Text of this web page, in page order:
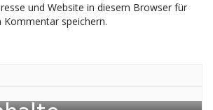
und Website in diesem Browser für
Kommentar speichern.